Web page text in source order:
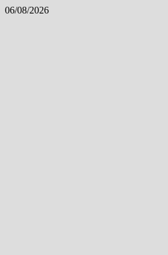
Skip
06/08/2026